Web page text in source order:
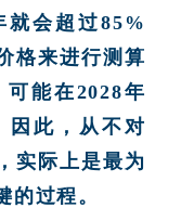
就会超过85%
格来进行测算
能在2028年
因此，从不对
实际上是最为
的过程。